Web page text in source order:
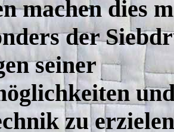
machen dies
der
seiner
zu